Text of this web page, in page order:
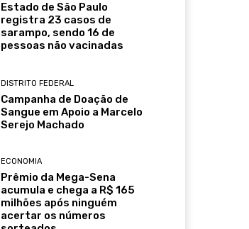
Estado de São Paulo
registra 23 casos de
sarampo, sendo 16 de
pessoas não vacinadas
DISTRITO FEDERAL
Campanha de Doação de
Sangue em Apoio a Marcelo
Serejo Machado
ECONOMIA
Prêmio da Mega-Sena
acumula e chega a R$ 165
milhões após ninguém
acertar os números